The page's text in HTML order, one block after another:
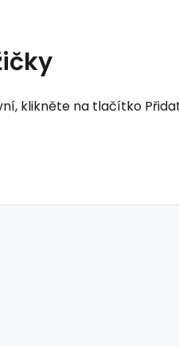
klikněte na tlačítko